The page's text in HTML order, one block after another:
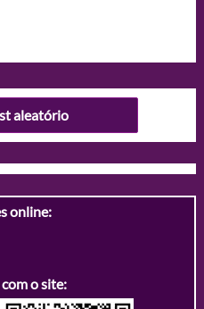
aleatório
online:
o site: